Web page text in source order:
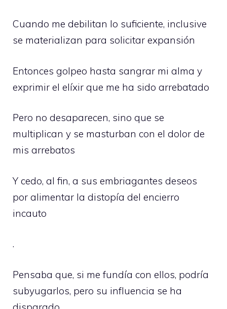
Cuando me debilitan lo suficiente, inclusive
se materializan para solicitar expansión
Entonces golpeo hasta sangrar mi alma y
exprimir el elíxir que me ha sido arrebatado
Pero no desaparecen, sino que se
multiplican y se masturban con el dolor de
mis arrebatos
Y cedo, al fin, a sus embriagantes deseos
por alimentar la distopía del encierro
incauto
.
Pensaba que, si me fundía con ellos, podría
subyugarlos, pero su influencia se ha